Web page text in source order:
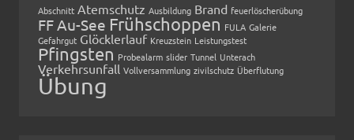
Abschnitt Atemschutz Ausbildung Brand feuerlöscherübung
FF Au-See Frühschoppen FULA Galerie
Gefahrgut Glöcklerlauf Kreuzstein Leistungstest
Pfingsten Probealarm slider Tunnel Unterach
Verkehrsunfall Vollversammlung zivilschutz Überflutung
Übung